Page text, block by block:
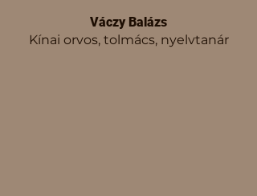
Váczy Balázs
Kínai orvos, tolmács, nyelvtanár